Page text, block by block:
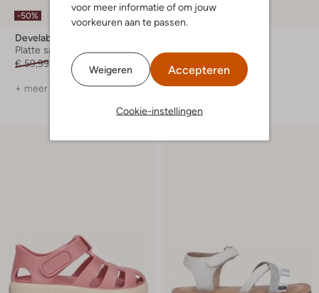
voor meer informatie of om jouw
voorkeuren aan te passen.
Weigeren Accepteren
Cookie-instellingen
-50%
Develab
Platte sandalen
€ 59,99
€ 29,99
+ meer kleuren
-50%
Platte sandalen
Vanaf